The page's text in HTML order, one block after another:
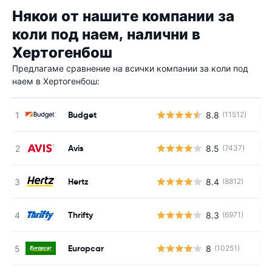
Някои от нашите компании за
коли под наем, налични в
Хертогенбош
Предлагаме сравнение на всички компании за коли под
наем в Хертогенбош:
Budget 8.8 (11512)
Avis 8.5 (7437)
Hertz 8.4 (8812)
Thrifty 8.3 (6971)
Europcar 8 (10251)